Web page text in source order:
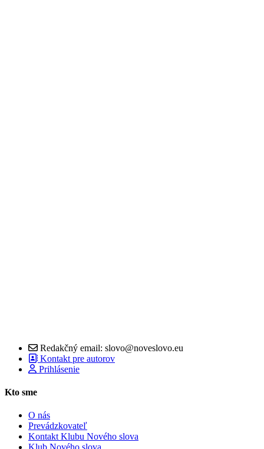
Redakčný email: slovo@noveslovo.eu
Kontakt pre autorov
Prihlásenie
Kto sme
O nás
Prevádzkovateľ
Kontakt Klubu Nového slova